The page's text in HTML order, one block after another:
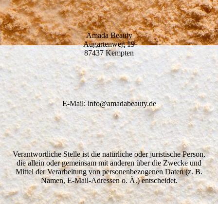
Amada Beauty
Augartenweg 19
87437 Kempten
E-Mail: info@amadabeauty.de
Verantwortliche Stelle ist die natürliche oder juristische Person,
die allein oder gemeinsam mit anderen über die Zwecke und
Mittel der Verarbeitung von personenbezogenen Daten (z. B.
Namen, E-Mail-Adressen o. Ä.) entscheidet.